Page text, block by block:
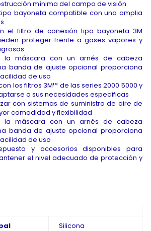
mínima del campo de visión
bayoneta compatible con una amplia
el filtro de conexión tipo bayoneta 3M
proteger frente a gases vapores y
la máscara con un arnés de cabeza
banda de ajuste opcional proporciona
de uso
los filtros 3M™ de las series 2000 5000 y
a sus necesidades específicas
con sistemas de suministro de aire de
comodidad y flexibilidad
la máscara con un arnés de cabeza
banda de ajuste opcional proporciona
de uso
y accesorios disponibles para
el nivel adecuado de protección y
Silicona